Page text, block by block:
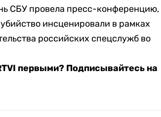
СБУ провела пресс-конференцию,
инсценировали в рамках
российских спецслужб во
первыми? Подписывайтесь на